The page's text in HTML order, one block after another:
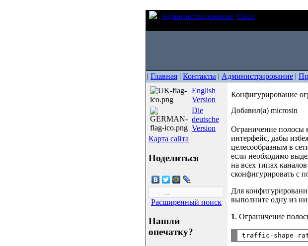
Администрирование Cisco
| Главная | Контакты | Администрирование |
English
Version
Die
deutsche
Version
Карта сайта
Поделиться
Расширенный поиск
Нашли
опечатку?
Конфигурирование
Добавил(а) microsin
Ограничение полосы
интерфейс, дабы
целесообразным в
если необходимо
на всех типах
сконфигурировать с
Для
выполните одну из
1. Ограничение